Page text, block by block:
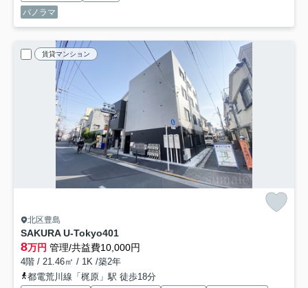
パノラマ
賃貸マンション
北区豊島
SAKURA U-Tokyo401
8万円 管理/共益費10,000円
4階 / 21.46㎡ / 1K /築2年
都電荒川線「梶原」駅 徒歩18分